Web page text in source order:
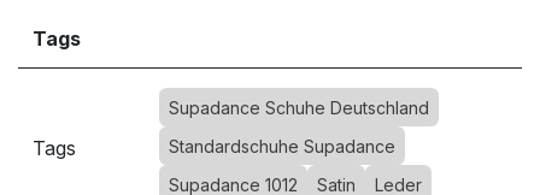
Tags
Tags
Supadance Schuhe Deutschland
Standardschuhe Supadance
Supadance 1012
Satin Leder